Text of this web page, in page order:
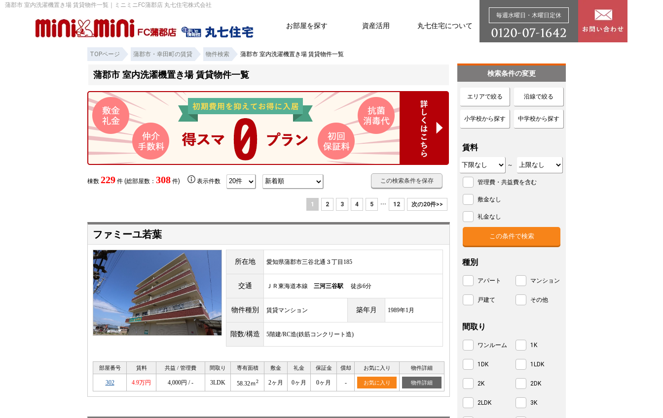
蒲郡市 室内洗濯機置き場 賃貸物件一覧｜ミニミニFC蒲郡店 丸七住宅株式会社
お部屋を探す 資産活用 丸七住宅について
毎週水曜日・木曜日定休
TOPページ 蒲郡市・幸田町の賃貸 物件検索 蒲郡市 室内洗濯機置き場 賃貸物件一覧
蒲郡市 室内洗濯機置き場 賃貸物件一覧
棟数 229 件 (総部屋数： 308 件) 表示件数 この検索条件を保存
1 2 3 4 5 ... 12 次の20件>>
ファミーユ若葉
所在地 愛知県蒲郡市三谷北通３丁目185
交通 ＪＲ東海道本線 三河三谷駅 徒歩6分
物件種別 賃貸マンション 築年月 1989年1月
階数/構造 5階建/RC造(鉄筋コンクリート造)
部屋番号 賃料 共益 / 管理費 間取り 専有面積 敷金 礼金 保証金 償却 お気に入り 物件詳細
302 4.9万円 4,000円 / - 3LDK 58.32ｍ2 2ヶ月 0ヶ月 0ヶ月 - お気に入り 物件詳細
検索条件の変更
エリアで絞る 沿線で絞る
小学校から探す 中学校から探す
賃料
～
管理費・共益費を含む
敷金なし
礼金なし
種別
アパート マンション
戸建て その他
間取り
ワンルーム 1K
1DK 1LDK
2K 2DK
2LDK 3K